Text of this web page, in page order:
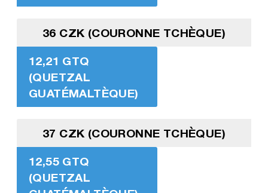
36 CZK (COURONNE TCHÈQUE)
12,21 GTQ
(QUETZAL
GUATÉMALTÈQUE)
37 CZK (COURONNE TCHÈQUE)
12,55 GTQ
(QUETZAL